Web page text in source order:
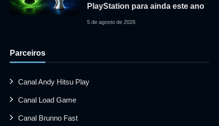
PlayStation para ainda este ano
5 de agosto de 2026
Parceiros
Canal Andy Hitsu Play
Canal Load Game
Canal Brunno Fast